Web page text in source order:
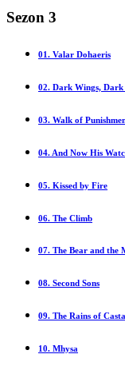
Sezon 3
01. Valar Dohaeris
02. Dark Wings, Dark
03. Walk of
04. And Now His
05. Kissed by Fire
06. The Climb
07. The Bear and the
08. Second Sons
09. The Rains of
10. Mhysa